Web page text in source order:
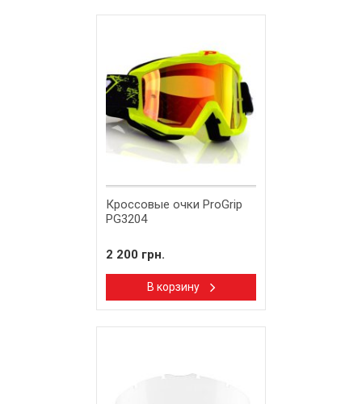
Кроссовые очки ProGrip
PG3204
2 200 грн.
В корзину